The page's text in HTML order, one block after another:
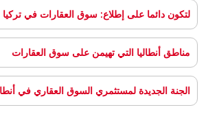
لتكون دائما على إطلاع: سوق العقارات في تركيا
مناطق أنطاليا التي تهيمن على سوق العقارات
الجنة الجديدة لمستثمري السوق العقاري في